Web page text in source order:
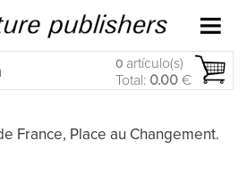
0 artículo(s)
Total: 0.00 €
France, Place au Changement.